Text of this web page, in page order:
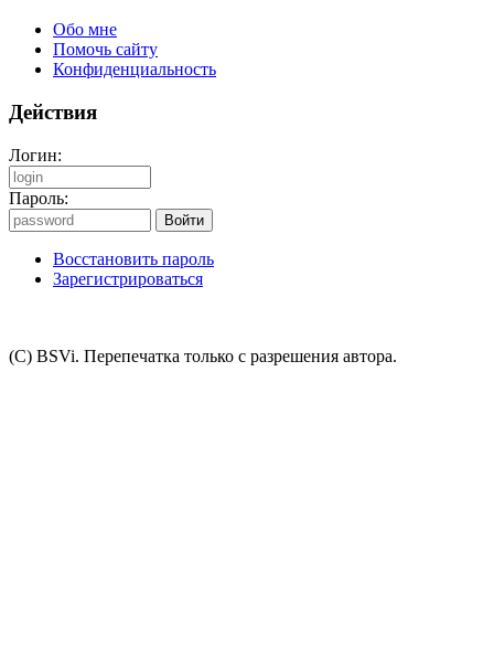
Обо мне
Помочь сайту
Конфиденциальность
Действия
Логин:
Пароль:
Восстановить пароль
Зарегистрироваться
(C) BSVi. Перепечатка только с разрешения автора.